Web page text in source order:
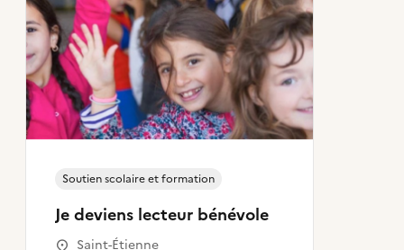
Je deviens lecteur bénévole
Soutien scolaire et formation
Saint-Étienne